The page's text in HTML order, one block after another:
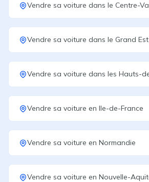
Vendre sa voiture dans le Centre-
Vendre sa voiture dans le Grand Est
Vendre sa voiture dans les Hauts-
Vendre sa voiture en Ile-de-France
Vendre sa voiture en Normandie
Vendre sa voiture en Nouvelle-